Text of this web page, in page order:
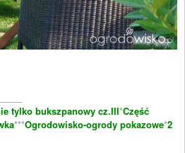
tylko bukszpanowy cz.III*Część
***Ogrodowisko-ogrody pokazowe*2